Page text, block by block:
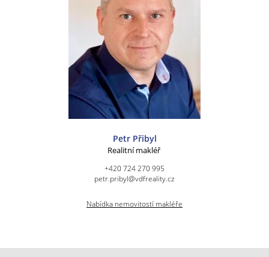
Petr Přibyl
Realitní makléř
+420 724 270 995
petr.pribyl@vdfreality.cz
Nabídka nemovitostí makléře